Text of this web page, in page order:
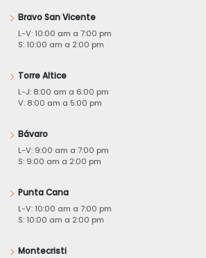
Bravo San Vicente
L-V: 10:00 am a 7:00 pm
S: 10:00 am a 2:00 pm
Torre Altice
L-J: 8:00 am a 6:00 pm
V: 8:00 am a 5:00 pm
Bávaro
L-V: 9:00 am a 7:00 pm
S: 9:00 am a 2:00 pm
Punta Cana
L-V: 10:00 am a 7:00 pm
S: 10:00 am a 2:00 pm
Montecristi